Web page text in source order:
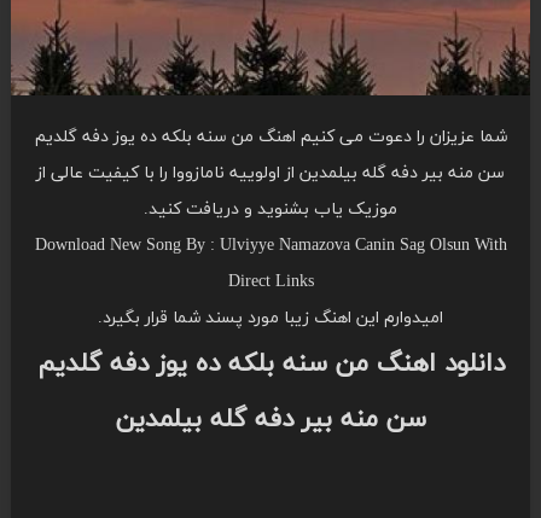
شما عزیزان را دعوت می کنیم اهنگ من سنه بلکه ده یوز دفه گلدیم
سن منه بیر دفه گله بیلمدین از اولوییه نامازووا را با کیفیت عالی از
موزیک یاب بشنوید و دریافت کنید.
Download New Song By : Ulviyye Namazova Canin Sag Olsun With
Direct Links
امیدوارم این اهنگ زیبا مورد پسند شما قرار بگیرد.
دانلود اهنگ من سنه بلکه ده یوز دفه گلدیم
سن منه بیر دفه گله بیلمدین